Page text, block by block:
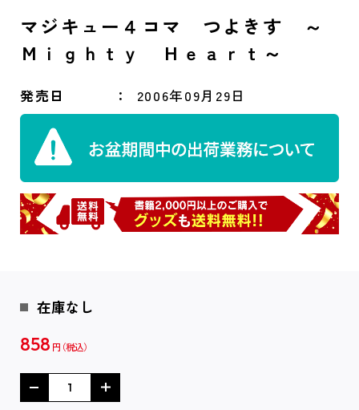
マジキュー４コマ つよきす ～
Ｍｉｇｈｔｙ Ｈｅａｒｔ～
発売日 2006年09月29日
在庫なし
858 円